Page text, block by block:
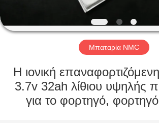
ΠΕΡΊΠΟΥ
ΓΎΡΟΣ
ΕΡΓΟΣΤΑΣΊΩΝ
Μπαταρία NMC
Η ιονική
3.7v 32ah λίθιου υψηλής
για το φορτηγό, φορτηγό